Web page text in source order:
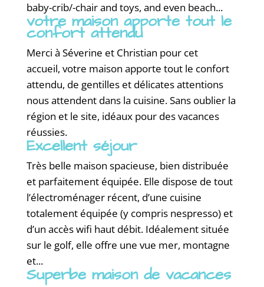
baby-crib/-chair and toys, and even beach...
votre maison apporte tout le
confort attendu
Merci à Séverine et Christian pour cet
accueil, votre maison apporte tout le confort
attendu, de gentilles et délicates attentions
nous attendent dans la cuisine. Sans oublier la
région et le site, idéaux pour des vacances
réussies.
Excellent séjour
Très belle maison spacieuse, bien distribuée
et parfaitement équipée. Elle dispose de tout
l’électroménager récent, d’une cuisine
totalement équipée (y compris nespresso) et
d’un accès wifi haut débit. Idéalement située
sur le golf, elle offre une vue mer, montagne
et...
Superbe maison de vacances